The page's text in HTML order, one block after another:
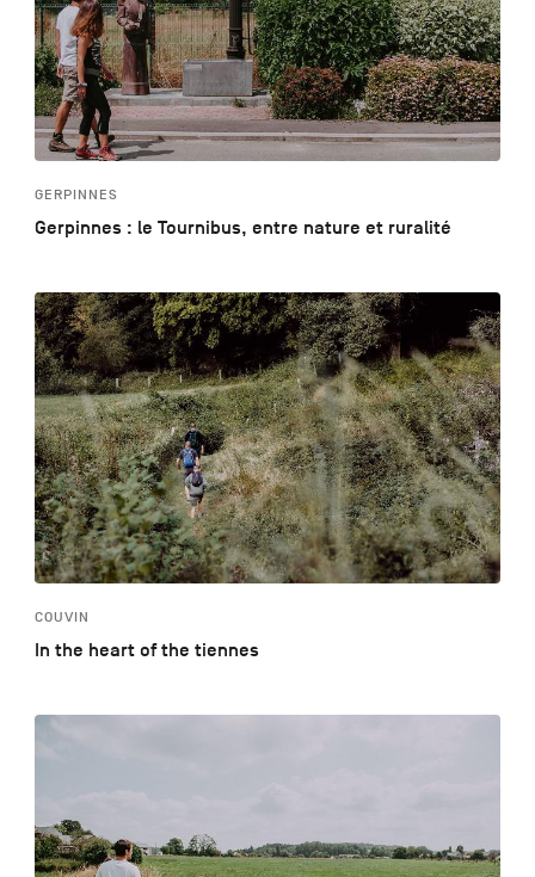
GERPINNES
Gerpinnes : le Tournibus, entre nature et ruralité
COUVIN
In the heart of the tiennes